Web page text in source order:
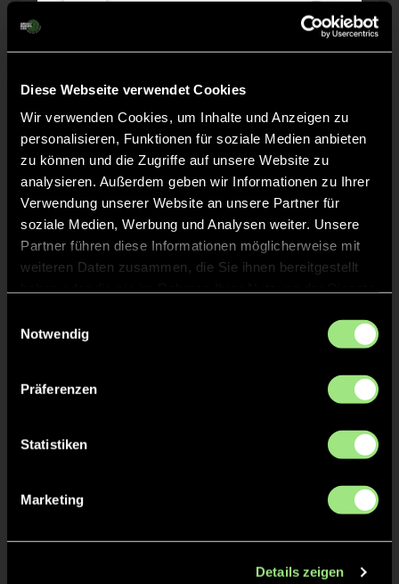
Diese Webseite verwendet Cookies
Wir verwenden Cookies, um Inhalte und Anzeigen zu
personalisieren, Funktionen für soziale Medien anbieten
zu können und die Zugriffe auf unsere Website zu
analysieren. Außerdem geben wir Informationen zu Ihrer
Verwendung unserer Website an unsere Partner für
soziale Medien, Werbung und Analysen weiter. Unsere
Partner führen diese Informationen möglicherweise mit
weiteren Daten zusammen, die Sie ihnen bereitgestellt
Notwendig
Präferenzen
Statistiken
Marketing
Details zeigen
3
Nele Sophie MISCH 15
Sanja Katarina BAHR 11
Marlene DURAN-MUNOZ 12